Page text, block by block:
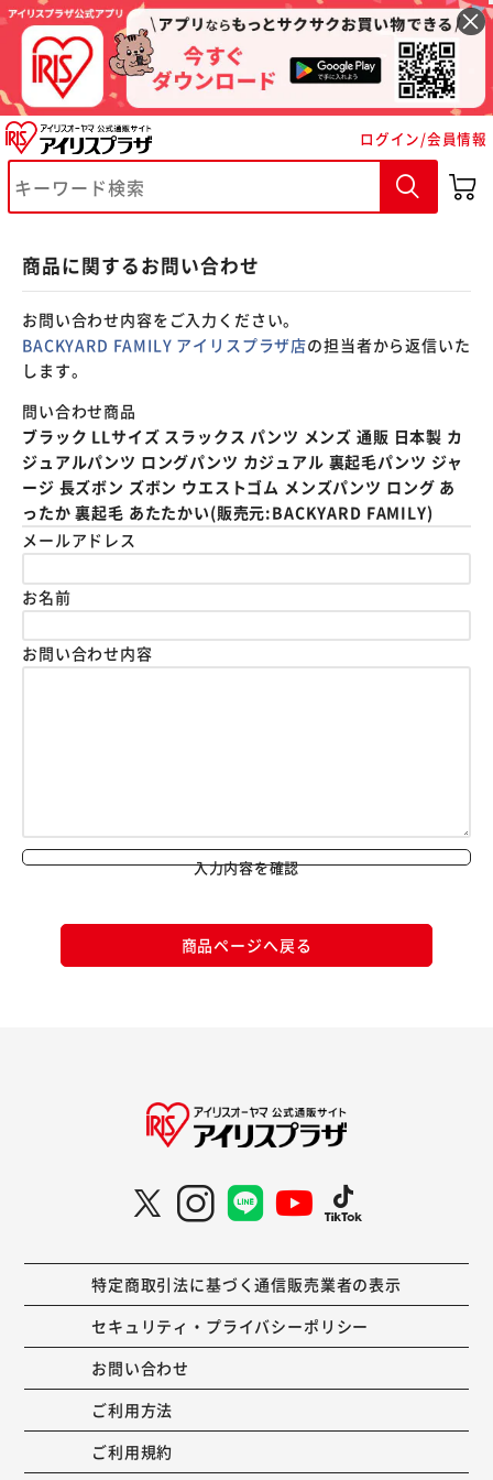
ログイン/会員情報
商品に関するお問い合わせ
お問い合わせ内容をご入力ください。
BACKYARD FAMILY アイリスプラザ店の担当者から返信いた
します。
問い合わせ商品
ブラック LLサイズ スラックス パンツ メンズ 通販 日本製 カ
ジュアルパンツ ロングパンツ カジュアル 裏起毛パンツ ジャ
ージ 長ズボン ズボン ウエストゴム メンズパンツ ロング あ
ったか 裏起毛 あたたかい(販売元:BACKYARD FAMILY)
メールアドレス
お名前
お問い合わせ内容
入力内容を確認
商品ページへ戻る
特定商取引法に基づく通信販売業者の表示
セキュリティ・プライバシーポリシー
お問い合わせ
ご利用方法
ご利用規約
※ご確認ください
カートに入れる